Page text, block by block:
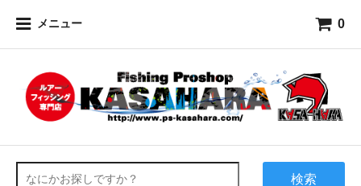
メニュー 0
検索